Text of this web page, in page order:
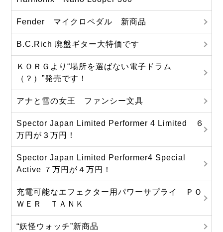
Fender マイクロペダル 新商品
B.C.Rich 廃盤ギター大特価です
ＫＯＲＧより“場所を選ばない電子ドラム
（？）”発売です！
アナと雪の女王 ファンシー文具
Spector Japan Limited Performer 4 Limited ６
万円が３万円！
Spector Japan Limited Performer4 Special
Active ７万円が４万円！
充電可能なエフェクター用パワーサプライ ＰＯ
ＷＥＲ ＴＡＮＫ
“妖怪ウォッチ”新商品